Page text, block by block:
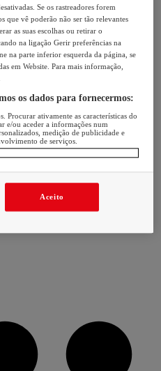
Se os rastreadores forem
que vê poderão não ser tão relevantes
as suas escolhas ou retirar o
na ligação Gerir preferências na
na parte inferior esquerda da página, se
em Website. Para mais informação,
os dados para fornecermos:
Procurar ativamente as características do
e/ou aceder a informações num
medição de publicidade e
de serviços.
Aceito